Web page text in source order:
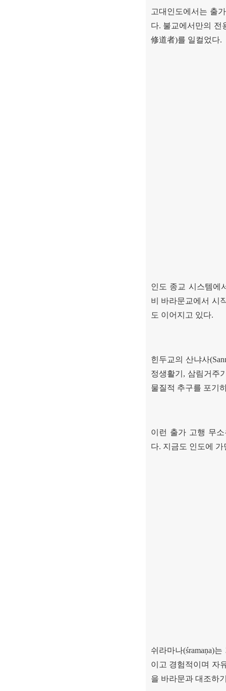
고대인도에서는 출
다. 불교에서만의 전
修道者)를 일컬었다.
인도 종교 시스템에
비 바라문교에서 시
도 이어지고 있다.
힌두교의 산냐사
정생활기 , 삼림거주
물질적 추구를 포기
이런 출가 고행 무
다. 지금도 인도에
쉬라마나(śramaṇa)는
이고 경험적이며 자
을 바라문과 대조하